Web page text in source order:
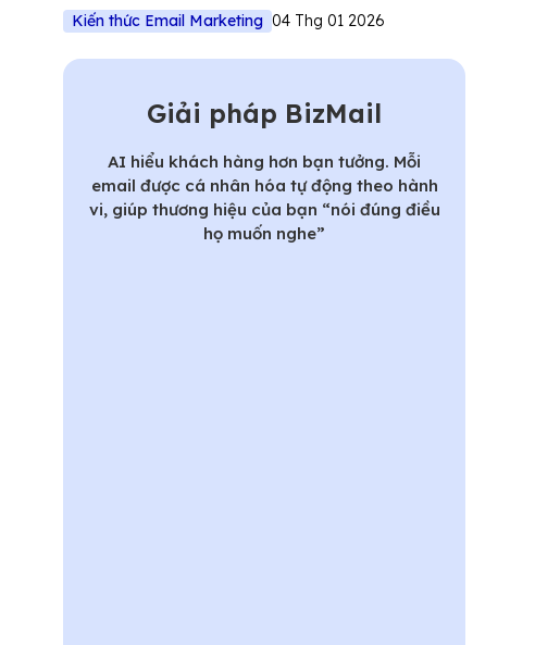
Kiến thức Email Marketing 04 Thg 01 2026
Giải pháp BizMail
AI hiểu khách hàng hơn bạn tưởng. Mỗi
email được cá nhân hóa tự động theo hành
vi, giúp thương hiệu của bạn “nói đúng điều
họ muốn nghe”